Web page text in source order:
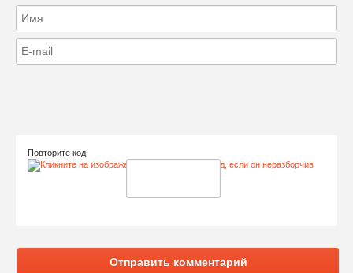
Повторите код:
Отправить комментарий